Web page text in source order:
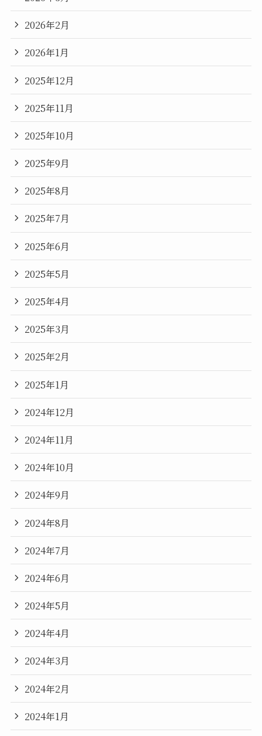
2026年2月
2026年1月
2025年12月
2025年11月
2025年10月
2025年9月
2025年8月
2025年7月
2025年6月
2025年5月
2025年4月
2025年3月
2025年2月
2025年1月
2024年12月
2024年11月
2024年10月
2024年9月
2024年8月
2024年7月
2024年6月
2024年5月
2024年4月
2024年3月
2024年2月
2024年1月